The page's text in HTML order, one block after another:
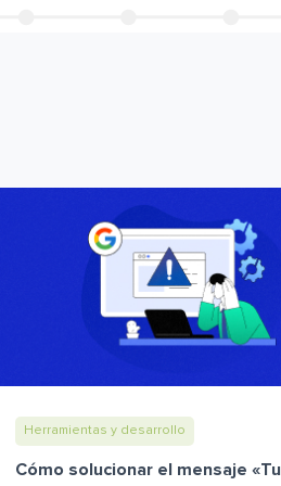
Herramientas y desarrollo
Cómo solucionar el mensaje «Tu